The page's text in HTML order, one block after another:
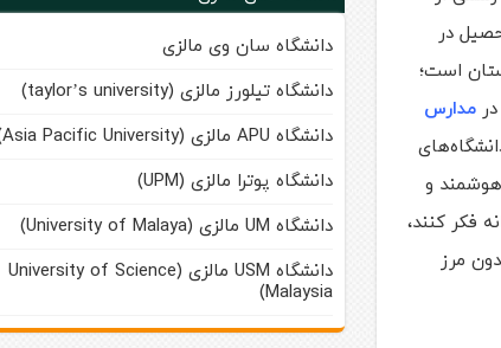
در
است؛
درمدارس
هوشمند و
فکر کنند،
مرز
دانشگاه سان وی مالزی
دانشگاه تیلورز مالزی (taylor’s university)
دانشگاه APU مالزی (Asia Pacific University)
دانشگاه پوترا مالزی (UPM)
دانشگاه UM مالزی (University of Malaya)
دانشگاه USM مالزی (University of Science
Malaysia)